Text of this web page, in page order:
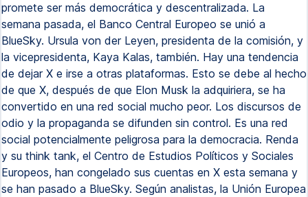
promete ser más democrática y descentralizada. La
semana pasada, el Banco Central Europeo se unió a
BlueSky. Ursula von der Leyen, presidenta de la comisión, y
la vicepresidenta, Kaya Kalas, también. Hay una tendencia
de dejar X e irse a otras plataformas. Esto se debe al hecho
de que X, después de que Elon Musk la adquiriera, se ha
convertido en una red social mucho peor. Los discursos de
odio y la propaganda se difunden sin control. Es una red
social potencialmente peligrosa para la democracia. Renda
y su think tank, el Centro de Estudios Políticos y Sociales
Europeos, han congelado sus cuentas en X esta semana y
se han pasado a BlueSky. Según analistas, la Unión Europea